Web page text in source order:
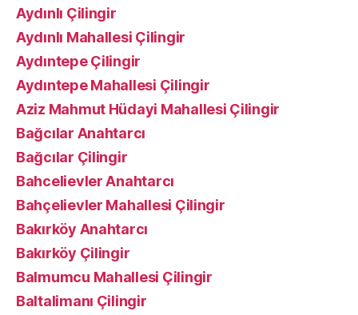
Aydınlı Çilingir
Aydınlı Mahallesi Çilingir
Aydıntepe Çilingir
Aydıntepe Mahallesi Çilingir
Aziz Mahmut Hüdayi Mahallesi Çilingir
Bağcılar Anahtarcı
Bağcılar Çilingir
Bahcelievler Anahtarcı
Bahçelievler Mahallesi Çilingir
Bakırköy Anahtarcı
Bakırköy Çilingir
Balmumcu Mahallesi Çilingir
Baltalimanı Çilingir